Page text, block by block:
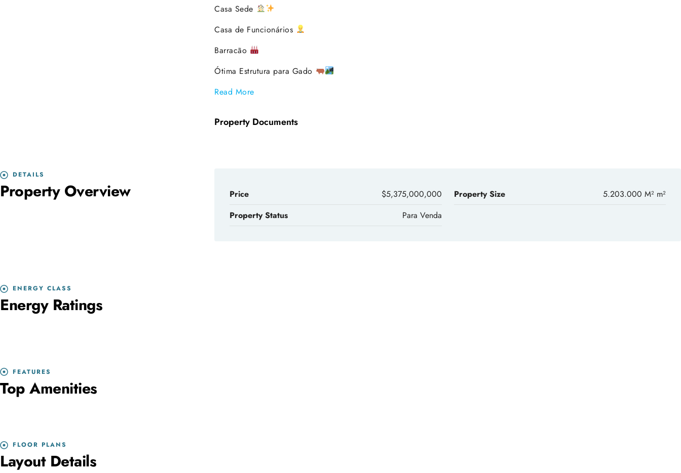
Casa Sede
Casa de Funcionários
Barracão
Ótima Estrutura para Gado
Read More
Property Documents
DETAILS
Property Overview Price $5,375,000,000 Property Size
5.203.000 M² m²
Property Status
Para Venda
ENERGY CLASS
Energy Ratings
FEATURES
Top Amenities
FLOOR PLANS
Layout Details